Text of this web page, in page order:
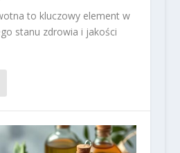
to kluczowy element w
stanu zdrowia i jakości